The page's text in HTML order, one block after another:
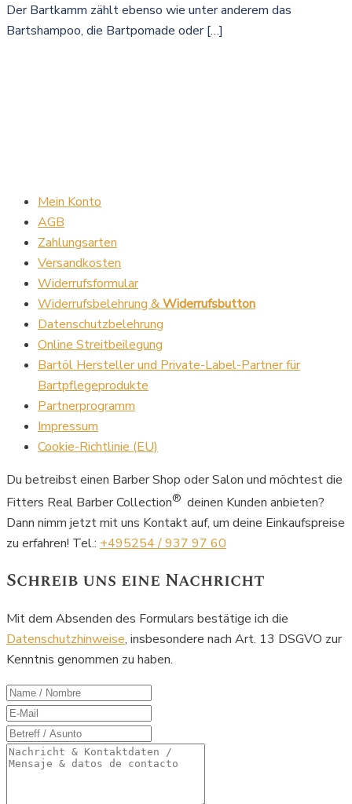
Der Bartkamm zählt ebenso wie unter anderem das
Bartshampoo, die Bartpomade oder […]
Mein Konto
AGB
Zahlungsarten
Versandkosten
Widerrufsformular
Widerrufsbelehrung &Widerrufsbutton
Datenschutzbelehrung
Online Streitbeilegung
Bartöl Hersteller und Private-Label-Partner für
Bartpflegeprodukte
Partnerprogramm
Impressum
Cookie-Richtlinie (EU)
Du betreibst einen Barber Shop oder Salon und möchtest die
Fitters Real Barber Collection® deinen Kunden anbieten?
Dann nimm jetzt mit uns Kontakt auf, um deine Einkaufspreise
zu erfahren! Tel.: +495254 / 937 97 60
Schreib uns eine Nachricht
Mit dem Absenden des Formulars bestätige ich die
Datenschutzhinweise, insbesondere nach Art. 13 DSGVO zur
Kenntnis genommen zu haben.